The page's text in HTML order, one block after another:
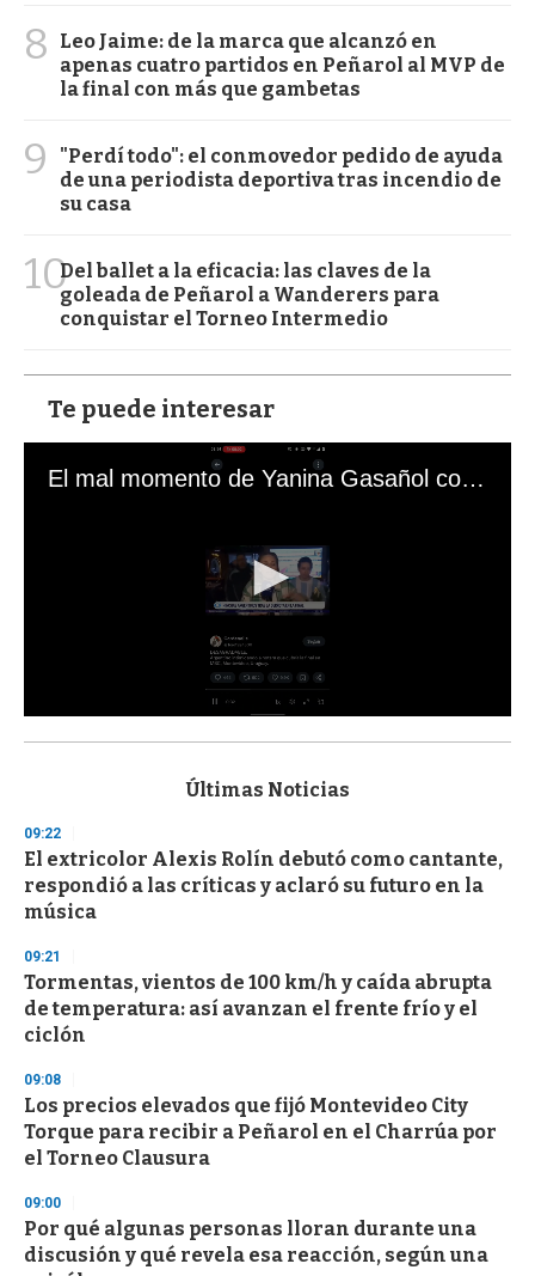
8
Leo Jaime: de la marca que alcanzó en
apenas cuatro partidos en Peñarol al MVP de
la final con más que gambetas
9
"Perdí todo": el conmovedor pedido de ayuda
de una periodista deportiva tras incendio de
su casa
10Del ballet a la eficacia: las claves de la
goleada de Peñarol a Wanderers para
conquistar el Torneo Intermedio
Te puede interesar
El mal momento de Yanina Gasañol con un hincha argentino en "Subrayado"
s
d
s
o
f
3
s
e
c
o
n
s
Últimas Noticias
09:22
El extricolor Alexis Rolín debutó como cantante,
respondió a las críticas y aclaró su futuro en la
música
09:21
Tormentas, vientos de 100 km/h y caída abrupta
de temperatura: así avanzan el frente frío y el
ciclón
09:08
Los precios elevados que fijó Montevideo City
Torque para recibir a Peñarol en el Charrúa por
el Torneo Clausura
09:00
Por qué algunas personas lloran durante una
discusión y qué revela esa reacción, según una